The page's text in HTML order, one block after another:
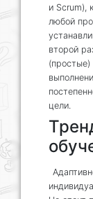
и Scrum),
любой
второй
цели.